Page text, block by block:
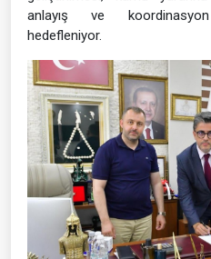
anlayış ve
hedefleniyor.